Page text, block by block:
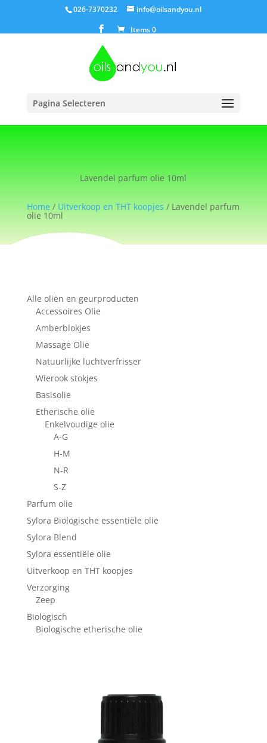
026-7370232
info@oilsandyou.nl
Items 0
Pagina Selecteren
Lavendel parfum olie 10ml
Home / Uitverkoop en THT koopjes / Lavendel parfum
olie 10ml
Alle oliën en geurproducten
Accessoires Olie
Amberblokjes
Massage Olie
Natuurlijke luchtverfrisser
Wierook stokjes
Basisolie
Etherische olie
Enkelvoudige olie
A-G
H-M
N-R
S-Z
Parfum olie
Sylora Biologische essentiële olie
Sylora Blend
Sylora essentiële olie
Uitverkoop en THT koopjes
Verzorging
Zeep
Biologisch
Biologische etherische olie